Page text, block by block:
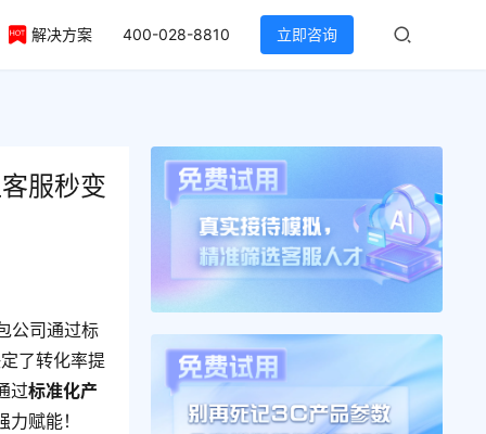
解决方案 400-028-8810 立即咨询
服秒变
公司通过标
了转化率提
过标准化产
赋能！